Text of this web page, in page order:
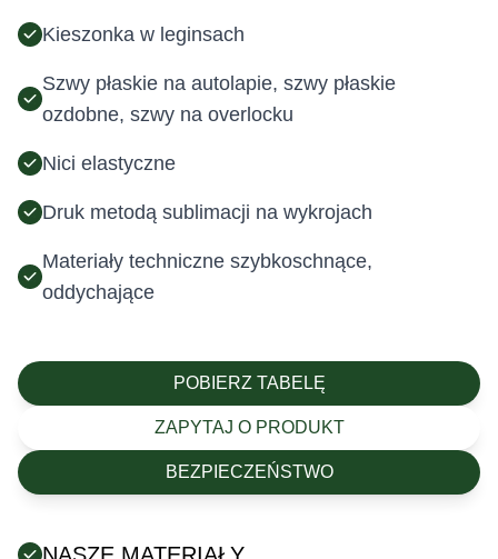
Kieszonka w leginsach
Szwy płaskie na autolapie, szwy płaskie
ozdobne, szwy na overlocku
Nici elastyczne
Druk metodą sublimacji na wykrojach
Materiały techniczne szybkoschnące,
oddychające
POBIERZ TABELĘ
ZAPYTAJ O PRODUKT
BEZPIECZEŃSTWO